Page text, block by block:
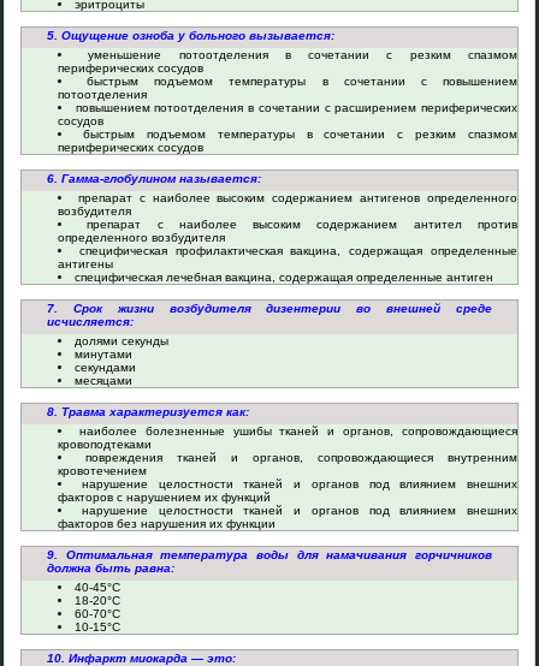
эритроциты
5. Ощущение озноба у больного вызывается:
уменьшение потоотделения в сочетании с резким спазмом
периферических сосудов
быстрым подъемом температуры в сочетании с повышением
потоотделения
повышением потоотделения в сочетании с расширением периферических
сосудов
быстрым подъемом температуры в сочетании с резким спазмом
периферических сосудов
6. Гамма-глобулином называется:
препарат с наиболее высоким содержанием антигенов определенного
возбудителя
препарат с наиболее высоким содержанием антител против
определенного возбудителя
специфическая профилактическая вакцина, содержащая определенные
антигены
специфическая лечебная вакцина, содержащая определенные антиген
7. Срок жизни возбудителя дизентерии во внешней среде
исчисляется:
долями секунды
минутами
секундами
месяцами
8. Травма характеризуется как:
наиболее болезненные ушибы тканей и органов, сопровождающиеся
кровоподтеками
повреждения тканей и органов, сопровождающиеся внутренним
кровотечением
нарушение целостности тканей и органов под влиянием внешних
факторов с нарушением их функций
нарушение целостности тканей и органов под влиянием внешних
факторов без нарушения их функции
9. Оптимальная температура воды для намачивания горчичников
должна быть равна:
40-45°C
18-20°C
60-70°C
10-15°C
10. Инфаркт миокарда — это: